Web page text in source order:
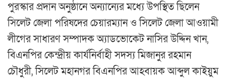
পুরস্কার প্রদান অনুষ্ঠানে অন্যান্যের মধ্যে উপস্থিত ছিলেন
সিলেট জেলা পরিষদের চেয়ারম্যান ও সিলেট জেলা আওয়ামী
লীগের সাধারণ সম্পাদক অ্যাডভোকেট নাসির উদ্দিন খান,
বিএনপির কেন্দ্রীয় কার্যনির্বাহী সদস্য মিজানুর রহমান
চৌধুরী, সিলেট মহানগর বিএনপির আহবায়ক আব্দুল কাইয়ুম